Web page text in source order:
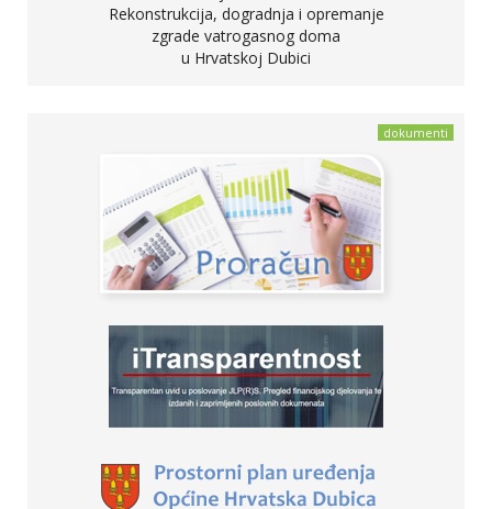
Rekonstrukcija, dogradnja i opremanje
zgrade vatrogasnog doma
u Hrvatskoj Dubici
dokumenti